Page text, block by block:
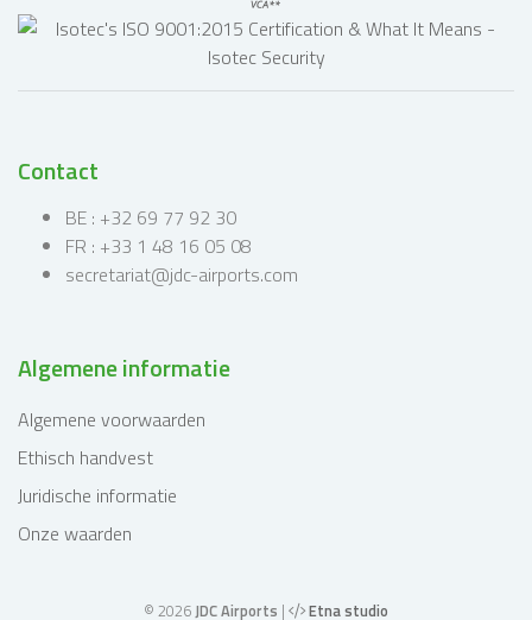
Contact
BE : +32 69 77 92 30
FR : +33 1 48 16 05 08
secretariat@jdc-airports.com
Algemene informatie
Algemene voorwaarden
Ethisch handvest
Juridische informatie
Onze waarden
© 2026JDC Airports | Etna studio